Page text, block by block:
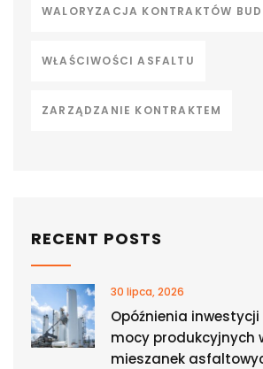
WALORYZACJA KONTRAKTÓW
WŁAŚCIWOŚCI ASFALTU
ZARZĄDZANIE KONTRAKTEM
RECENT POSTS
30 lipca, 2026
Opóźnienia
mocy produkcyjnych
mieszanek